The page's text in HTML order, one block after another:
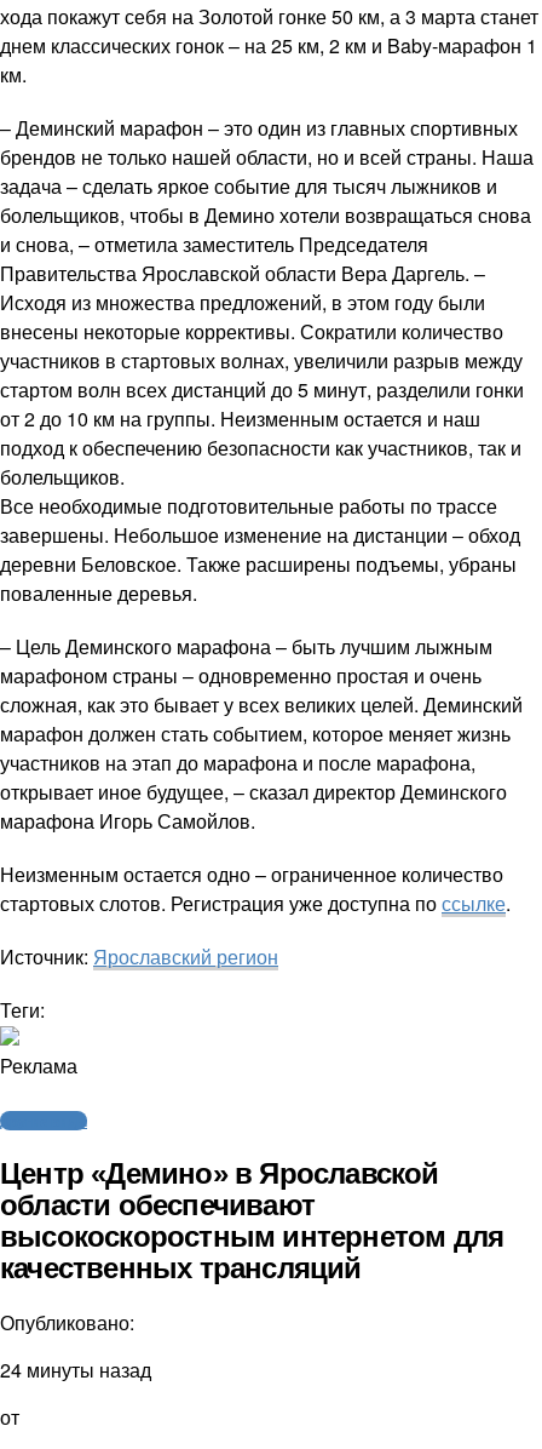
хода покажут себя на Золотой гонке 50 км, а 3 марта станет
днем классических гонок – на 25 км, 2 км и Baby-марафон 1
км.
– Деминский марафон – это один из главных спортивных
брендов не только нашей области, но и всей страны. Наша
задача – сделать яркое событие для тысяч лыжников и
болельщиков, чтобы в Демино хотели возвращаться снова
и снова, – отметила заместитель Председателя
Правительства Ярославской области Вера Даргель. –
Исходя из множества предложений, в этом году были
внесены некоторые коррективы. Сократили количество
участников в стартовых волнах, увеличили разрыв между
стартом волн всех дистанций до 5 минут, разделили гонки
от 2 до 10 км на группы. Неизменным остается и наш
подход к обеспечению безопасности как участников, так и
болельщиков.
Все необходимые подготовительные работы по трассе
завершены. Небольшое изменение на дистанции – обход
деревни Беловское. Также расширены подъемы, убраны
поваленные деревья.
– Цель Деминского марафона – быть лучшим лыжным
марафоном страны – одновременно простая и очень
сложная, как это бывает у всех великих целей. Деминский
марафон должен стать событием, которое меняет жизнь
участников на этап до марафона и после марафона,
открывает иное будущее, – сказал директор Деминского
марафона Игорь Самойлов.
Неизменным остается одно – ограниченное количество
стартовых слотов. Регистрация уже доступна поссылке.
Источник: Ярославский регион
Теги:
Реклама
Другие виды
Центр «Демино» в Ярославской
области обеспечивают
высокоскоростным интернетом для
качественных трансляций
Опубликовано:
24 минуты назад
от